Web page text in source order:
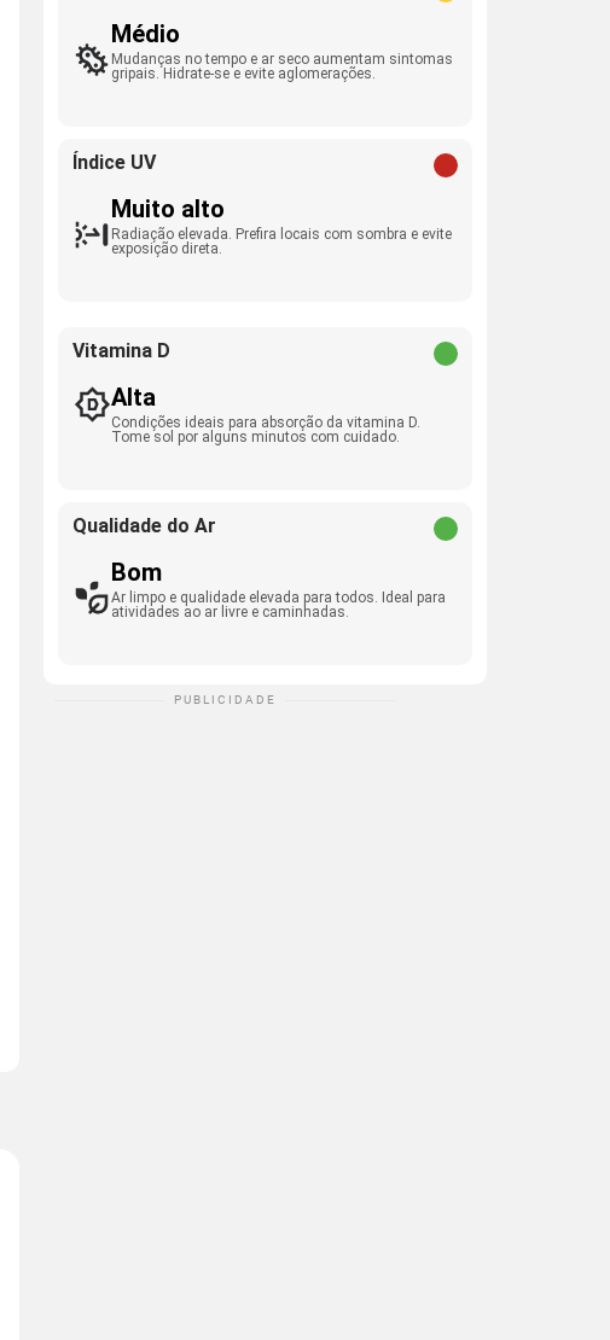
Médio
Mudanças no tempo e ar seco aumentam sintomas
gripais. Hidrate-se e evite aglomerações.
Índice UV
Muito alto
Radiação elevada. Prefira locais com sombra e evite
exposição direta.
Vitamina D
Alta
Condições ideais para absorção da vitamina D.
Tome sol por alguns minutos com cuidado.
Qualidade do Ar
Bom
Ar limpo e qualidade elevada para todos. Ideal para
atividades ao ar livre e caminhadas.